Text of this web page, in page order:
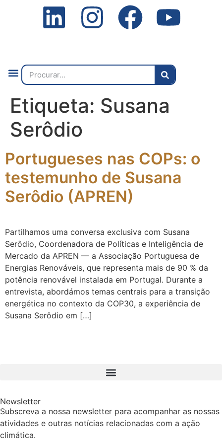
Etiqueta: Susana
Serôdio
Portugueses nas COPs: o
testemunho de Susana
Serôdio (APREN)
Partilhamos uma conversa exclusiva com Susana
Serôdio, Coordenadora de Políticas e Inteligência de
Mercado da APREN — a Associação Portuguesa de
Energias Renováveis, que representa mais de 90 % da
potência renovável instalada em Portugal. Durante a
entrevista, abordámos temas centrais para a transição
energética no contexto da COP30, a experiência de
Susana Serôdio em […]
Newsletter
Subscreva a nossa newsletter para acompanhar as nossas
atividades e outras notícias relacionadas com a ação
climática.